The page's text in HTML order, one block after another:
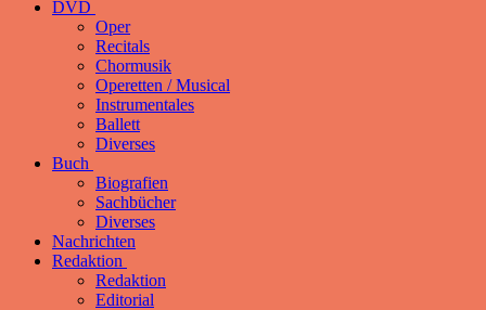
DVD
Oper
Recitals
Chormusik
Operetten / Musical
Instrumentales
Ballett
Diverses
Buch
Biografien
Sachbücher
Diverses
Nachrichten
Redaktion
Redaktion
Editorial